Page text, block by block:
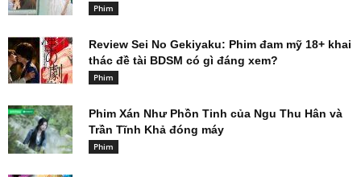
Phim
Review Sei No Gekiyaku: Phim đam mỹ 18+ khai
thác đề tài BDSM có gì đáng xem?
Phim
Phim Xán Như Phồn Tinh của Ngu Thu Hân và
Trần Tĩnh Khả đóng máy
Phim